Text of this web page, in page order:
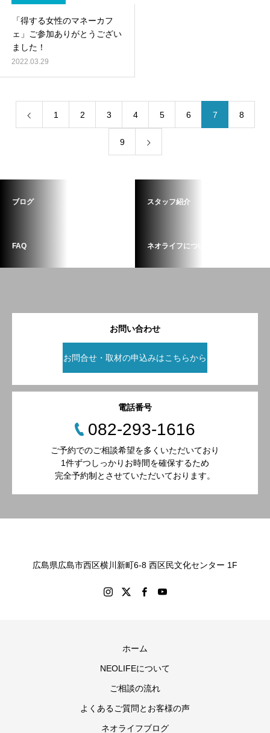
「得する女性のマネーカフ
ェ」ご参加ありがとうござい
ました！
2022.03.29
1 2 3 4 5 6 7 8
9
ブログ スタッフ紹介
FAQ ネオライフについて
お問い合わせ
お問合せ・取材の申込みはこちらから
電話番号
082-293-1616
ご予約でのご相談希望を多くいただいており
1件ずつしっかりお時間を確保するため
完全予約制とさせていただいております。
広島県広島市西区横川新町6-8 西区民文化センター 1F
ホーム
NEOLIFEについて
ご相談の流れ
よくあるご質問とお客様の声
ネオライフブログ